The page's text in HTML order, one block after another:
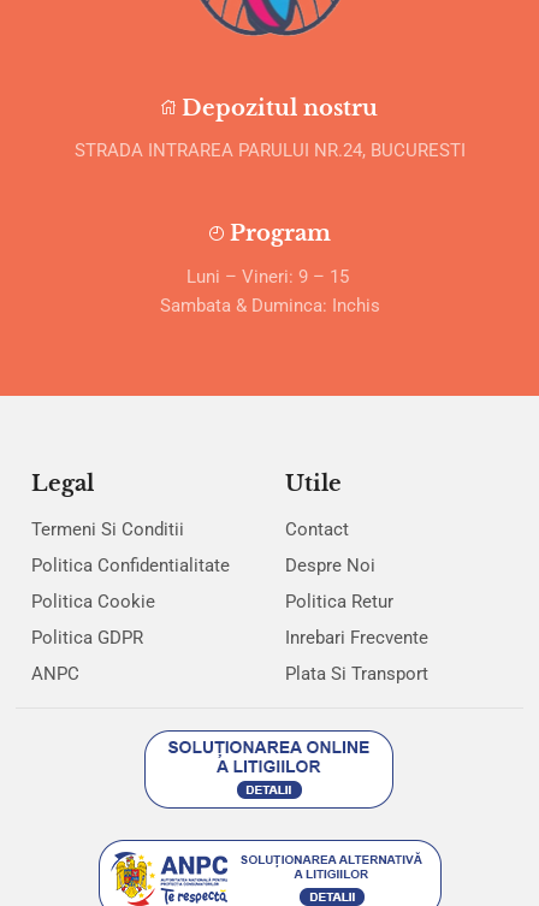
Depozitul nostru
STRADA INTRAREA PARULUI NR.24, BUCURESTI
Program
Luni – Vineri: 9 – 15
Sambata & Duminca: Inchis
Legal
Termeni Si Conditii
Politica Confidentialitate
Politica Cookie
Politica GDPR
ANPC
Utile
Contact
Despre Noi
Politica Retur
Inrebari Frecvente
Plata Si Transport